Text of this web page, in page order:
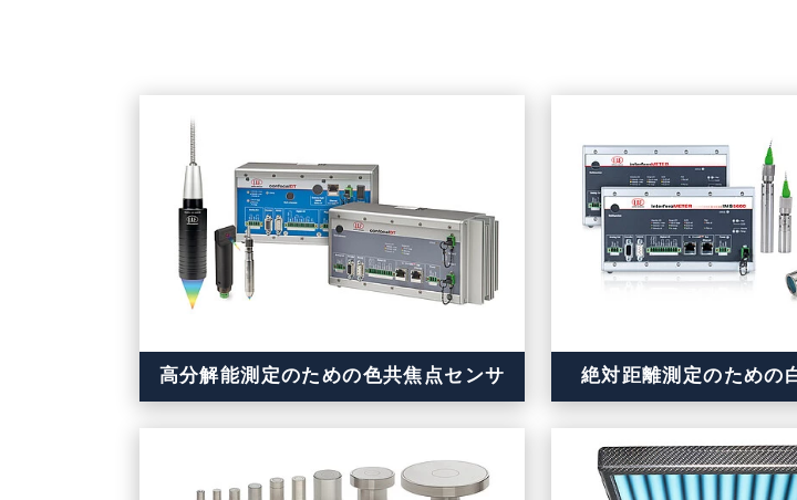
高分解能測定のための色共焦点センサ 絶対距離測定のための